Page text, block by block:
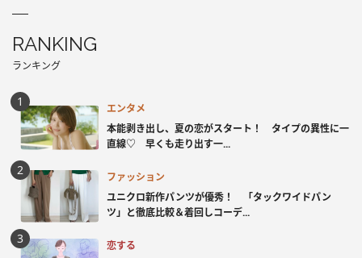
RANKING
ランキング
エンタメ
本能剥き出し、夏の恋がスタート！ タイプの異性に一
直線♡ 早くも走り出す一...
ファッション
ユニクロ新作パンツが優秀！ 「タックワイドパン
ツ」と徹底比較＆着回しコーデ...
恋する